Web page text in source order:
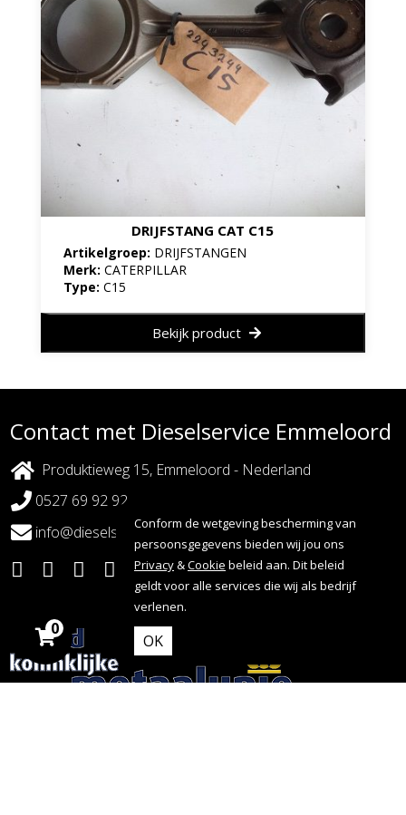
0
Conform de wetgeving bescherming van
persoonsgegevens bieden wij jou ons
Privacy&Cookie beleid aan. Dit beleid
geldt voor alle services die wij als bedrijf
verlenen.
OK
DRIJFSTANG CAT C15
Artikelgroep: DRIJFSTANGEN
Merk: CATERPILLAR
Type: C15
Bekijk product
Contact met Dieselservice Emmeloord
Produktieweg 15, Emmeloord - Nederland
0527 69 92 92
info@dieselserviceemmeloord.nl